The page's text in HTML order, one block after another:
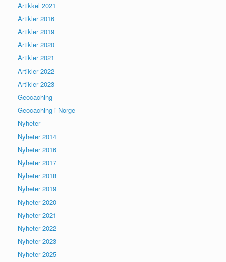
Artikkel 2021
Artikler 2016
Artikler 2019
Artikler 2020
Artikler 2021
Artikler 2022
Artikler 2023
Geocaching
Geocaching i Norge
Nyheter
Nyheter 2014
Nyheter 2016
Nyheter 2017
Nyheter 2018
Nyheter 2019
Nyheter 2020
Nyheter 2021
Nyheter 2022
Nyheter 2023
Nyheter 2025